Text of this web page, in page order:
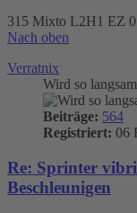
315 Mixto L2H1 EZ
Nach oben
Verratnix
Wird so
Beiträge: 564
Registriert: 06
Re: Sprinter
Beschleunigen